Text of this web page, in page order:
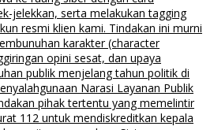
jelekkan, serta melakukan tagging
resmi klien kami. Tindakan ini murni
karakter (character
opini sesat, dan upaya
publik menjelang tahun politik di
Narasi Layanan Publik
pihak tertentu yang memelintir
112 untuk mendiskreditkan kepala